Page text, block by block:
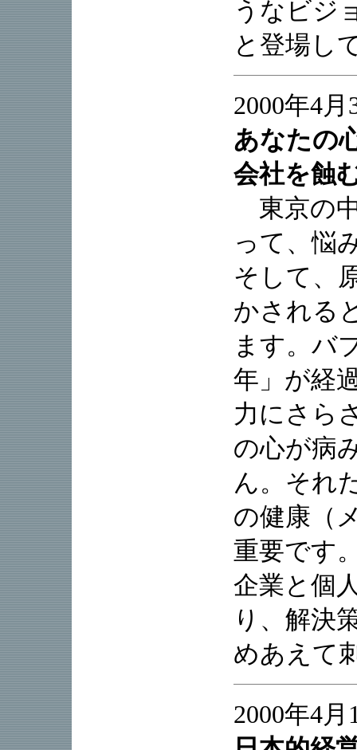
うなビジ
と登場し
2000年4月
あなたの
会社を蝕
東京の
って、悩
そして、
かされる
ます。バ
年」が経
力にさら
の心が病
ん。それ
の健康（
重要です
企業と個
り、解決
めあえて
2000年4月